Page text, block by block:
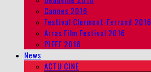
Cannes 2016
Festival Clermont-Ferrand 2016
Arras Film Festival 2016
PIFFF 2016
News
ACTU CINE